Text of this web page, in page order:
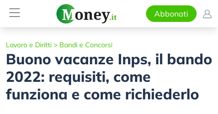
Abbonati
Lavoro e Diritti > Bandi e Concorsi
Buono vacanze Inps, il bando
2022: requisiti, come
funziona e come richiederlo